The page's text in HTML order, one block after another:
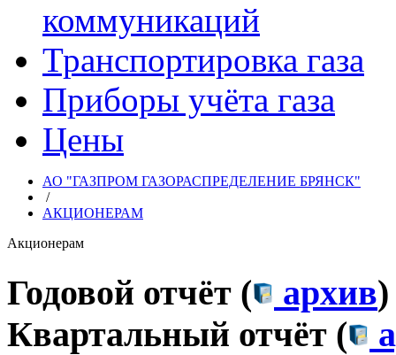
коммуникаций
Транспортировка газа
Приборы учёта газа
Цены
АО "ГАЗПРОМ ГАЗОРАСПРЕДЕЛЕНИЕ БРЯНСК"
/
АКЦИОНЕРАМ
Акционерам
Годовой отчёт ( архив)
Квартальный отчёт (